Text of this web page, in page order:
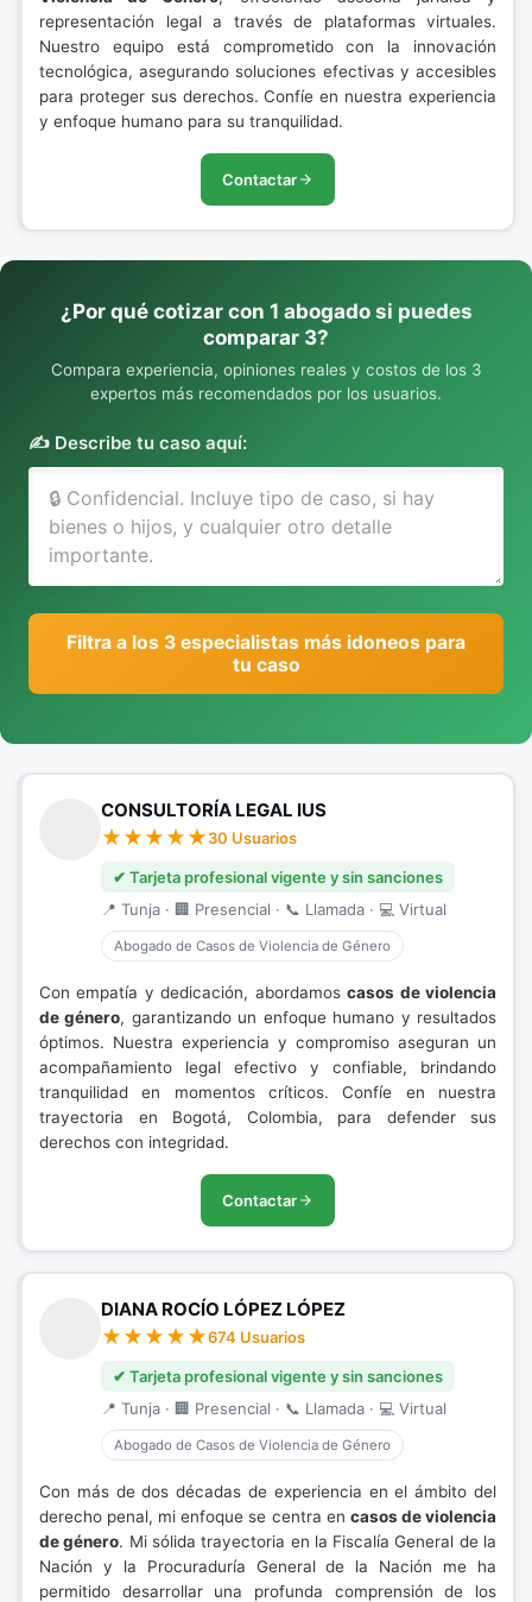
representación legal a través de plataformas virtuales.
Nuestro equipo está comprometido con la innovación
tecnológica, asegurando soluciones efectivas y accesibles
para proteger sus derechos. Confíe en nuestra experiencia
y enfoque humano para su tranquilidad.
Contactar
¿Por qué cotizar con 1 abogado si puedes
comparar 3?
Compara experiencia, opiniones reales y costos de los 3
expertos más recomendados por los usuarios.
✍️ Describe tu caso aquí:
Filtra a los 3 especialistas más idoneos para
tu caso
CONSULTORÍA LEGAL IUS
30 Usuarios
✔ Tarjeta profesional vigente y sin sanciones
📍 Tunja · 🏢 Presencial · 📞 Llamada · 💻 Virtual
Abogado de Casos de Violencia de Género
Con empatía y dedicación, abordamoscasos de violencia
de género, garantizando un enfoque humano y resultados
óptimos. Nuestra experiencia y compromiso aseguran un
acompañamiento legal efectivo y confiable, brindando
tranquilidad en momentos críticos. Confíe en nuestra
trayectoria en Bogotá, Colombia, para defender sus
derechos con integridad.
Contactar
DIANA ROCÍO LÓPEZ LÓPEZ
674 Usuarios
✔ Tarjeta profesional vigente y sin sanciones
📍 Tunja · 🏢 Presencial · 📞 Llamada · 💻 Virtual
Abogado de Casos de Violencia de Género
Con más de dos décadas de experiencia en el ámbito del
derecho penal, mi enfoque se centra en casos de violencia
de género. Mi sólida trayectoria en la Fiscalía General de la
Nación y la Procuraduría General de la Nación me ha
permitido desarrollar una profunda comprensión de los